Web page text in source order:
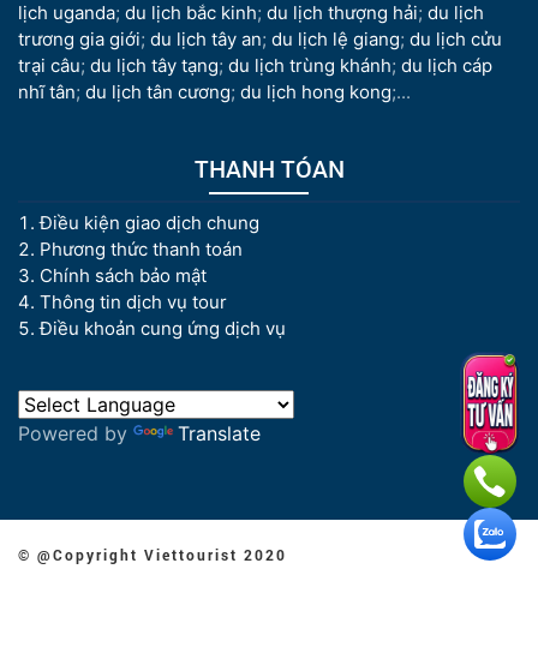
lịch uganda; du lịch bắc kinh; du lịch thượng hải; du lịch
trương gia giới; du lịch tây an; du lịch lệ giang; du lịch cửu
trại câu; du lịch tây tạng; du lịch trùng khánh; du lịch cáp
nhĩ tân; du lịch tân cương; du lịch hong kong;...
THANH TÓAN
Điều kiện giao dịch chung
Phương thức thanh toán
Chính sách bảo mật
Thông tin dịch vụ tour
Điều khoản cung ứng dịch vụ
Powered by Translate
© @Copyright Viettourist 2020